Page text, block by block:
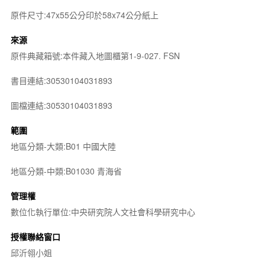
原件尺寸:47x55公分印於58x74公分紙上
來源
原件典藏箱號:本件藏入地圖櫃第1-9-027. FSN
書目連結:30530104031893
圖檔連結:30530104031893
範圍
地區分類-大類:B01 中國大陸
地區分類-中類:B01030 青海省
管理權
數位化執行單位:中央研究院人文社會科學研究中心
授權聯絡窗口
邱沂翎小姐